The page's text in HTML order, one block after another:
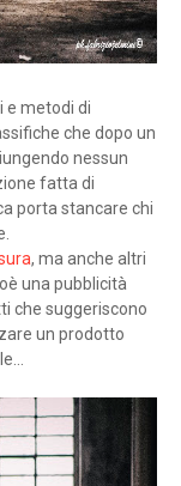
e metodi di
che dopo un
nessun
fatta di
porta stancare chi
, ma anche altri
una pubblicità
che suggeriscono
un prodotto